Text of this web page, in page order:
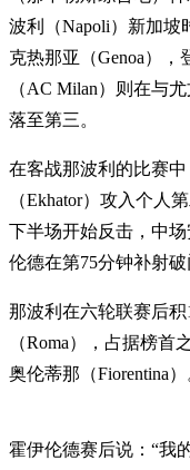
波利（Napoli）新加坡
克热那亚（Genoa）
（AC Milan）则在与
落至第三。
在客战那波利的比赛
（Ekhator）攻入个人
下半场开始反击，中
伦德在第75分钟补射
那波利在六轮联赛后
（Roma），占据榜
奥伦蒂那（Fiorentina）
霍伊伦德赛后说：“我